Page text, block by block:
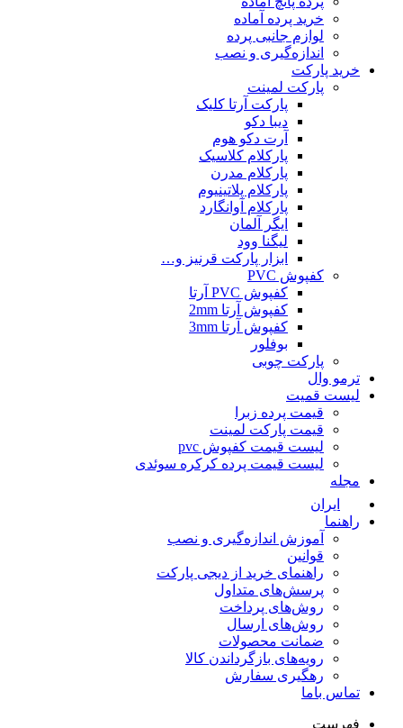
خرید پرده آماده
لوازم جانبی پرده
اندازه‌گیری و نصب
خرید پارکت
پارکت لمینت
پارکت آرتا کلیک
دیبا دکو
آرت دکو هوم
پارکلام کلاسیک
پارکلام مدرن
پارکلام پلاتینیوم
پارکلام آوانگارد
ایگر آلمان
لیگنا وود
ابزار پارکت قرنیز و…
کفپوش PVC
کفپوش PVC آرتا
کفپوش آرتا 2mm
کفپوش آرتا 3mm
بوفلور
پارکت چوبی
ترمو وال
لیست قمیت
قیمت پرده زبرا
قیمت پارکت لمینت
لیست قیمت کفپوش pvc
لیست قیمت پرده کرکره سوئدی
مجله
ایران
راهنما
آموزش اندازه‌گیری و نصب
قوانین
راهنمای خرید از دیجی پارکت
پرسش‌های متداول
روش‌های پرداخت
روش‌های ارسال
ضمانت محصولات
رویه‌های بازگرداندن کالا
رهگیری سفارش
تماس باما
فهرست